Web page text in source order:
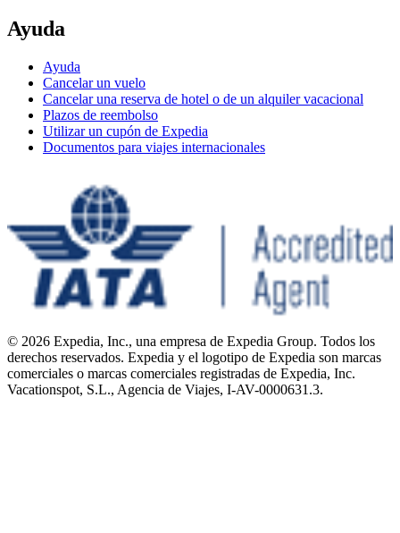
Ayuda
Ayuda
Cancelar un vuelo
Cancelar una reserva de hotel o de un alquiler vacacional
Plazos de reembolso
Utilizar un cupón de Expedia
Documentos para viajes internacionales
© 2026 Expedia, Inc., una empresa de Expedia Group. Todos los
derechos reservados. Expedia y el logotipo de Expedia son marcas
comerciales o marcas comerciales registradas de Expedia, Inc.
Vacationspot, S.L., Agencia de Viajes, I-AV-0000631.3.